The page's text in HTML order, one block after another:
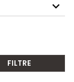
FILTRE